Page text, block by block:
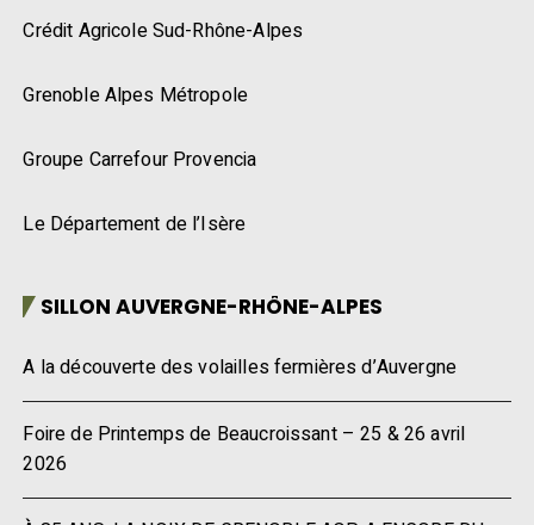
Crédit Agricole Sud-Rhône-Alpes
Grenoble Alpes Métropole
Groupe Carrefour Provencia
Le Département de l’Isère
SILLON AUVERGNE-RHÔNE-ALPES
A la découverte des volailles fermières d’Auvergne
Foire de Printemps de Beaucroissant – 25 & 26 avril
2026